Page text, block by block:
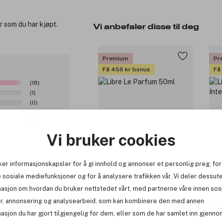
Vi bruker cookies
informasjonskapsler for å gi innhold og annonser et personlig preg, for
sosiale mediefunksjoner og for å analysere trafikken vår. Vi deler
om hvordan du bruker nettstedet vårt, med partnerne våre innen
annonsering og analysearbeid, som kan kombinere den med annen
du har gjort tilgjengelig for dem, eller som de har samlet inn
Vi anbefaler disse til deg
Premium
Få 456 kr bonus
(19)
Yves Saint Laurent
Libre Le Parfum 50ml
1 519 kr
du har kjøpt.
(18)
(1)
(0)